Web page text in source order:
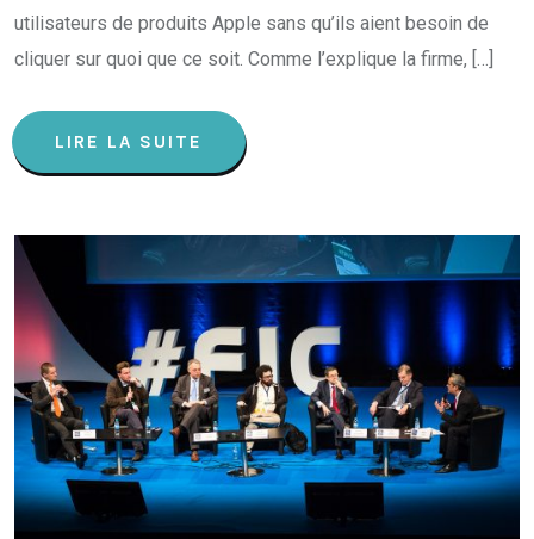
utilisateurs de produits Apple sans qu’ils aient besoin de
cliquer sur quoi que ce soit. Comme l’explique la firme, […]
LIRE LA SUITE